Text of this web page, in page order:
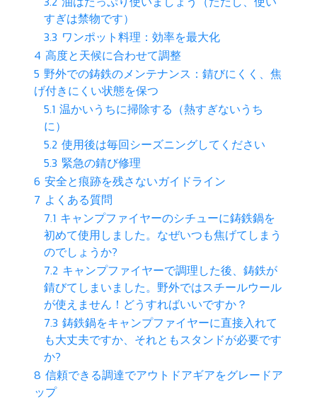
すぎは禁物です）
3.3 ワンポット料理：効率を最大化
4 高度と天候に合わせて調整
5 野外での鋳鉄のメンテナンス：錆びにくく、焦
げ付きにくい状態を保つ
5.1 温かいうちに掃除する（熱すぎないうち
に）
5.2 使用後は毎回シーズニングしてください
5.3 緊急の錆び修理
6 安全と痕跡を残さないガイドライン
7 よくある質問
7.1 キャンプファイヤーのシチューに鋳鉄鍋を
初めて使用しました。なぜいつも焦げてしまう
のでしょうか?
7.2 キャンプファイヤーで調理した後、鋳鉄が
錆びてしまいました。野外ではスチールウール
が使えません！どうすればいいですか？
7.3 鋳鉄鍋をキャンプファイヤーに直接入れて
も大丈夫ですか、それともスタンドが必要です
か?
8 信頼できる調達でアウトドアギアをグレードア
ップ